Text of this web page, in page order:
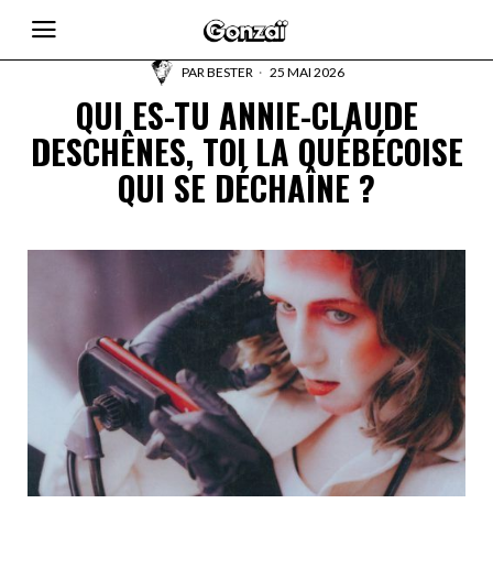
PARBESTER 25 MAI 2026
QUI ES-TU ANNIE-CLAUDE
DESCHÊNES, TOI LA QUÉBÉCOISE
QUI SE DÉCHAÎNE ?